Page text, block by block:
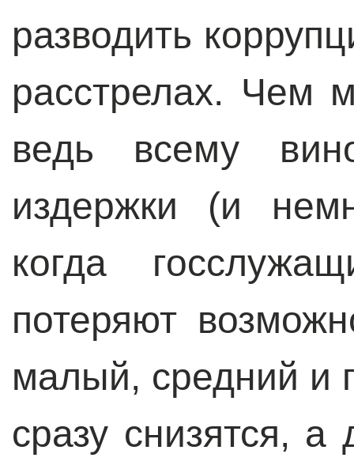
разводить
расстрелах. Чем
ведь всему
издержки (и
когда
потеряют
малый, средний и
сразу снизятся,